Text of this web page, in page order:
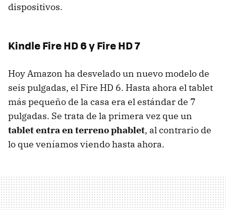
dispositivos.
Kindle Fire HD 6 y Fire HD 7
Hoy Amazon ha desvelado un nuevo modelo de
seis pulgadas, el Fire HD 6. Hasta ahora el tablet
más pequeño de la casa era el estándar de 7
pulgadas. Se trata de la primera vez que un
tablet entra en terreno phablet, al contrario de
lo que veníamos viendo hasta ahora.